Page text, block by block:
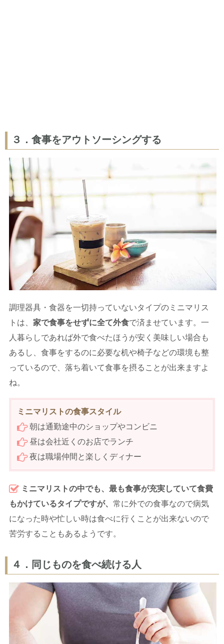
３．食事をアウトソーシングする
調理器具・食器を一切持っていないタイプのミニマリス
トは、 家で食事をせずに全て外食で済ませています。一
人暮らしであれば外で食べたほうが安く美味しい場合も
あるし、食事をするのに必要な机や椅子などの環境も整
っているので、落ち着いて食事を摂ることが出来ますよ
ね。
ミニマリストの食事スタイル
朝は通勤途中のショップやコンビニ
昼は会社近くのお店でランチ
夜は職場仲間と楽しくディナー
ミニマリストの中でも、最も食事が充実していて食費
もかけているタイプですが、 常に外での食事なので病気
になった時や忙しい時は食べに行くことが出来ないので
苦労することもあるようです。
４．同じものを食べ続ける人